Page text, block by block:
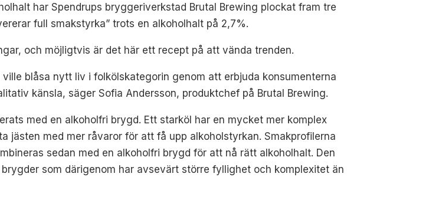
har Spendrups bryggeriverkstad Brutal Brewing plockat fram tre
full smakstyrka” trots en alkoholhalt på 2,7%.
och möjligtvis är det här ett recept på att vända trenden.
blåsa nytt liv i folkölskategorin genom att erbjuda konsumenterna
känsla, säger Sofia Andersson, produktchef på Brutal Brewing.
med en alkoholfri brygd. Ett starköl har en mycket mer komplex
jästen med mer råvaror för att få upp alkoholstyrkan. Smakprofilerna
sedan med en alkoholfri brygd för att nå rätt alkoholhalt. Den
som därigenom har avsevärt större fyllighet och komplexitet än